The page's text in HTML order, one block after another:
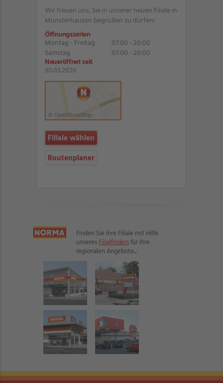
Wir freuen uns, Sie in unserer neuen Filiale in
Münsterhausen begrüßen zu dürfen!
Öffnungszeiten
Montag - Freitag
07:00 - 20:00
Samstag
07:00 - 20:00
Neueröffnet seit
30.03.2026
© OpenStreetMap
Filiale wählen
Routenplaner
Finden Sie ihre Filiale mit Hilfe
unseresFilialfindersfür Ihre
regionalen Angebote...